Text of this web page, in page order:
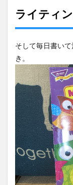
ライティ
そして毎日書い
き。